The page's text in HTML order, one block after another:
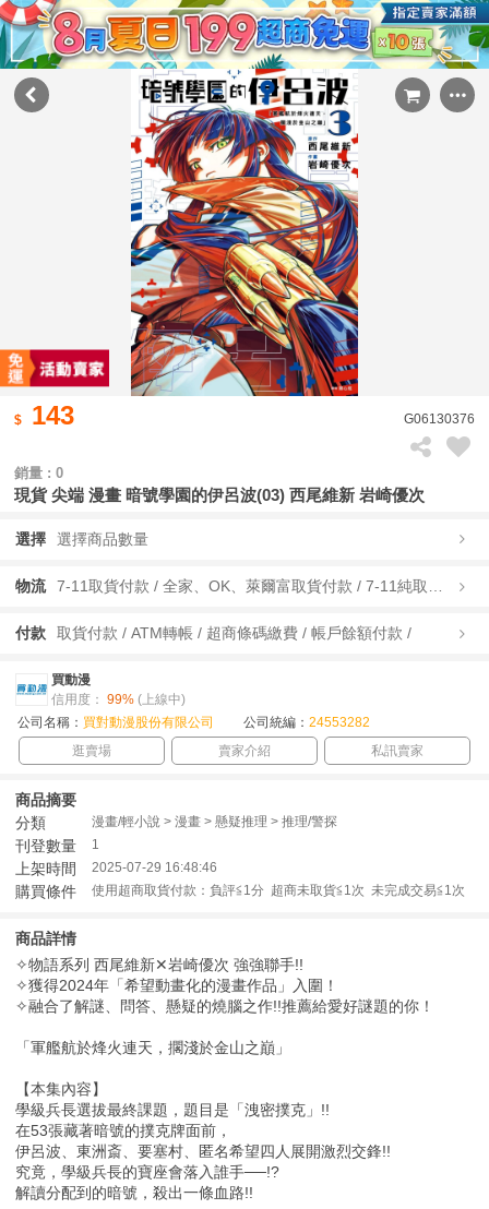
143 G06130376
銷量 : 0
現貨 尖端 漫畫 暗號學園的伊呂波(03) 西尾維新 岩崎優次
選擇 選擇商品數量
物流
付款 取貨付款 / ATM轉帳 / 超商條碼繳費 / 帳戶餘額付款 /
買動漫
信用度： 99% (上線中)
公司名稱： 買對動漫股份有限公司 公司統編： 24553282
逛賣場
賣家介紹 私訊賣家
商品摘要
分類
漫畫/輕小說 > 漫畫 > 懸疑推理 > 推理/警探
刊登數量 1
上架時間 2025-07-29 16:48:46
購買條件 使用超商取貨付款：負評≦1分 超商未取貨≦1次 未完成交易≦1次
商品詳情
✧物語系列 西尾維新✕岩崎優次 強強聯手!!
✧獲得2024年「希望動畫化的漫畫作品」入圍！
✧融合了解謎、問答、懸疑的燒腦之作!!推薦給愛好謎題的你！
「軍艦航於烽火連天，擱淺於金山之巔」
【本集內容】
學級兵長選拔最終課題，題目是「洩密撲克」!!
在53張藏著暗號的撲克牌面前，
伊呂波、東洲斎、要塞村、匿名希望四人展開激烈交鋒!!
究竟，學級兵長的寶座會落入誰手──!?
解讀分配到的暗號，殺出一條血路!!